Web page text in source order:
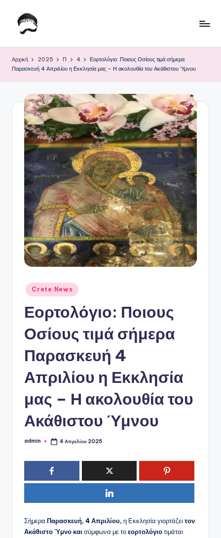
Μετάβαση
ο
Κ
P
o
Αρχική 2025 Π 4
Εορτολόγιο: Ποιους Οσίους τιμά σήμερα
Παρασκευή 4 Απριλίου η Εκκλησία μας – Η ακολουθία του Ακάθιστου Ύμνου
Αναρτήθηκε
σε
Crete News
Εορτολόγιο: Ποιους
Οσίους τιμά σήμερα
Παρασκευή 4
Απριλίου η Εκκλησία
μας – Η ακολουθία του
Ακάθιστου Ύμνου
Συγγραφέας:
admin 4 Απριλίου 2025
Σήμερα Παρασκευή, 4 Απριλίου, η Εκκλησία γιορτάζει τον
Ακάθιστο Ύμνο και σύμφωνα με τοεορτολόγιοτιμάται